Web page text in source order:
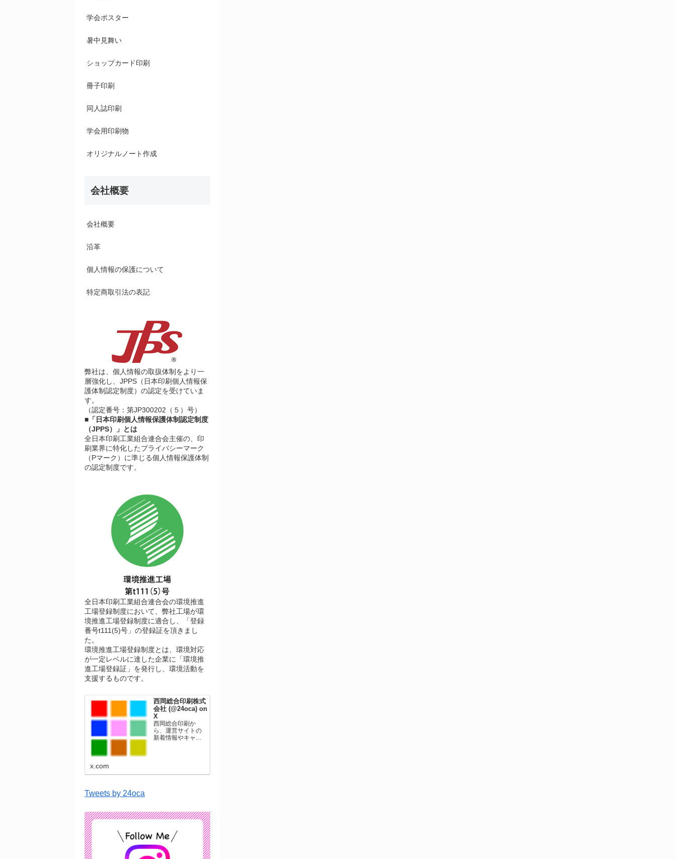
学会ポスター
暑中見舞い
ショップカード印刷
冊子印刷
同人誌印刷
学会用印刷物
オリジナルノート作成
会社概要
会社概要
沿革
個人情報の保護について
特定商取引法の表記
弊社は、個人情報の取扱体制をより一
層強化し、JPPS（日本印刷個人情報保
護体制認定制度）の認定を受けていま
す。
（認定番号：第JP300202（５）号）
■「日本印刷個人情報保護体制認定制度
（JPPS）」とは
全日本印刷工業組合連合会主催の、印
刷業界に特化したプライバシーマーク
（Pマーク）に準じる個人情報保護体制
の認定制度です。
全日本印刷工業組合連合会の環境推進
工場登録制度において、弊社工場が環
境推進工場登録制度に適合し、「登録
番号t111(5)号」の登録証を頂きまし
た。
環境推進工場登録制度とは、環境対応
が一定レベルに達した企業に「環境推
進工場登録証」を発行し、環境活動を
支援するものです。
西岡総合印刷株式
会社 (@24oca) on
X
西岡総合印刷か
ら、運営サイトの
新着情報やキャン
ています。
x.com
Tweets by 24oca